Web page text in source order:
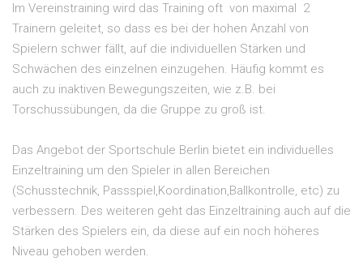
Im Vereinstraining wird das Training oft von maximal 2
Trainern geleitet, so dass es bei der hohen Anzahl von
Spielern schwer fällt, auf die individuellen Stärken und
Schwächen des einzelnen einzugehen. Häufig kommt es
auch zu inaktiven Bewegungszeiten, wie z.B. bei
Torschussübungen, da die Gruppe zu groß ist.
Das Angebot der Sportschule Berlin bietet ein individuelles
Einzeltraining um den Spieler in allen Bereichen
(Schusstechnik, Passspiel,Koordination,Ballkontrolle, etc) zu
verbessern. Des weiteren geht das Einzeltraining auch auf die
Stärken des Spielers ein, da diese auf ein noch höheres
Niveau gehoben werden.